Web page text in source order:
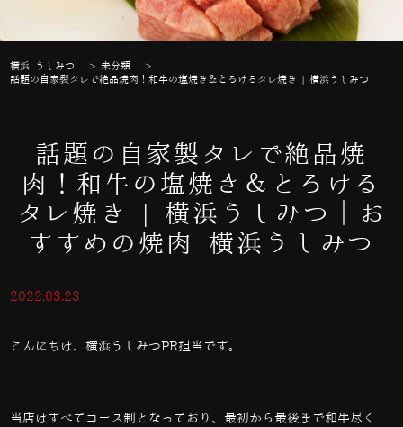
横浜 うしみつ >未分類
>
話題の自家製タレで絶品焼肉！和牛の塩焼き＆とろけるタレ焼き | 横浜うしみつ
話題の自家製タレで絶品焼
肉！和牛の塩焼き＆とろける
タレ焼き | 横浜うしみつ｜お
すすめの焼肉 横浜うしみつ
2022.03.23
こんにちは、横浜うしみつPR担当です。
当店はすべてコース制となっており、最初から最後まで和牛尽く